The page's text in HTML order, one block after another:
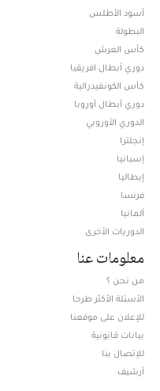
أسود الأطلس
البطولة
كأس العرش
دوري أبطال افريقيا
كأس الكونفيدرالية
دوري أبطال أوروبا
الدوري الأوروبي
إنجلترا
إسبانيا
إيطاليا
فرنسا
ألمانيا
الدوريات الأخرى
معلومات عنا
من نحن ؟
الأسئلة الأكثر طرحا
للإعلان على موقعنا
بيانات قانونية
للإتصال بنا
أرشيف